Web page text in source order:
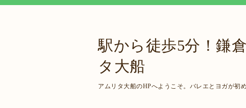
駅から徒歩5分！鎌
タ大船
アムリタ大船のHPへようこそ。バレエとヨガが初